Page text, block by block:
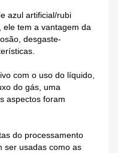
azul artificial/rubi
ele tem a vantagem da
desgaste-
com o uso do líquido,
do gás, uma
aspectos foram
do processamento
ser usadas como as